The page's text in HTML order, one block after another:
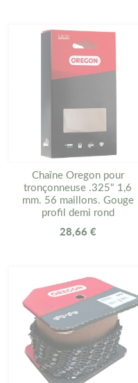
Chaîne Oregon pour
tronçonneuse .325" 1,6
mm. 56 maillons. Gouge
profil demi rond
28,66 €